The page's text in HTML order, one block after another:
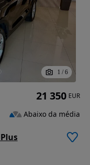
1 / 6
21 350 EUR
Abaixo da média